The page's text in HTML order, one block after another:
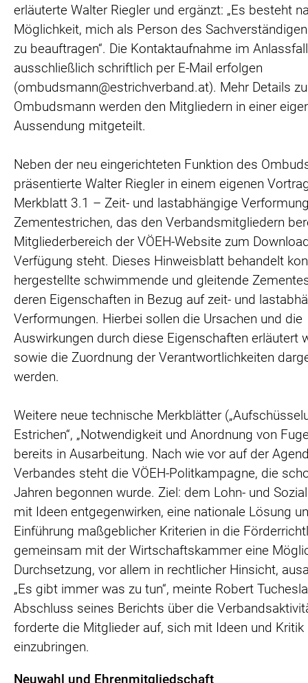
erläuterte Walter Riegler und ergänzt: „Es besteht
Möglichkeit, mich als Person des
zu beauftragen“. Die Kontaktaufnahme im
ausschließlich schriftlich per E-Mail erfolgen
(ombudsmann@estrichverband.at). Mehr Details
Ombudsmann werden den Mitgliedern in einer
Aussendung mitgeteilt.
Neben der neu eingerichteten Funktion des
präsentierte Walter Riegler in einem eigenen
Merkblatt 3.1 – Zeit- und lastabhängige
Zementestrichen, das den Verbandsmitgliedern
Mitgliederbereich der VÖEH-Website zum
Verfügung steht. Dieses Hinweisblatt behandelt
hergestellte schwimmende und gleitende
deren Eigenschaften in Bezug auf zeit- und
Verformungen. Hierbei sollen die Ursachen und die
Auswirkungen durch diese Eigenschaften erläutert
sowie die Zuordnung der Verantwortlichkeiten
werden.
Weitere neue technische Merkblätter
Estrichen“, „Notwendigkeit und Anordnung von
bereits in Ausarbeitung. Nach wie vor auf der
Verbandes steht die VÖEH-Politkampagne, die
Jahren begonnen wurde. Ziel: dem Lohn- und
mit Ideen entgegenwirken, eine nationale Lösung
Einführung maßgeblicher Kriterien in die
gemeinsam mit der Wirtschaftskammer eine
Durchsetzung, vor allem in rechtlicher Hinsicht,
„Es gibt immer was zu tun“, meinte Robert
Abschluss seines Berichts über die
forderte die Mitglieder auf, sich mit Ideen und Kritik
einzubringen.
Neuwahl und Ehrenmitgliedschaft